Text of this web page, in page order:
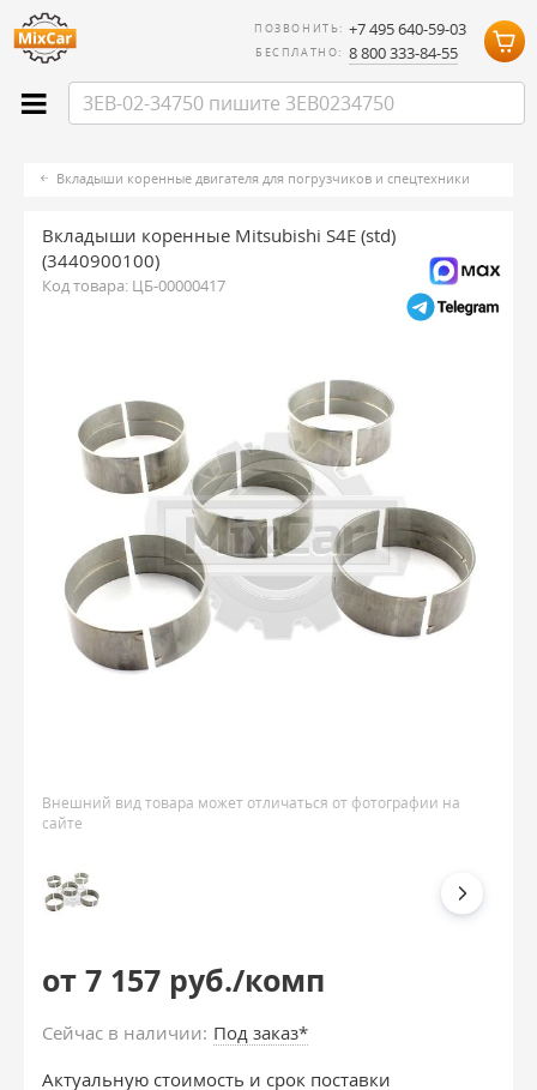
ПОЗВОНИТЬ: +7 495 640-59-03
БЕСПЛАТНО: 8 800 333-84-55
Вкладыши коренные двигателя для погрузчиков и спецтехники
Вкладыши коренные Mitsubishi S4E (std)
(3440900100)
Код товара: ЦБ-00000417
Внешний вид товара может отличаться от фотографии на
сайте
от 7 157 руб./комп
Сейчас в наличии: Под заказ*
Актуальную стоимость и срок поставки